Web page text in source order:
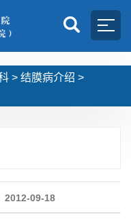
> 结膜病介绍 >
2012-09-18